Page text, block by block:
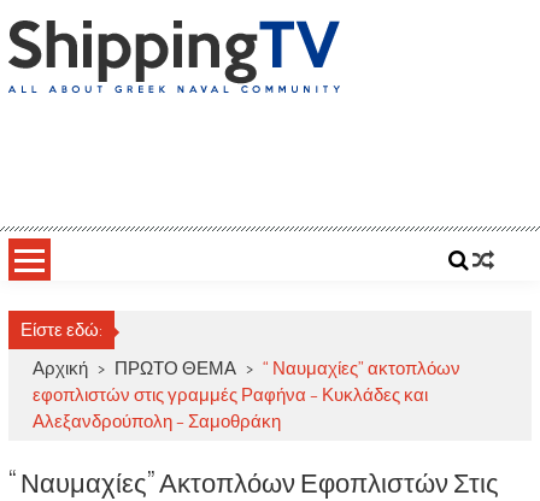
to
content
Είστε εδώ:
Αρχική > ΠΡΩΤΟ ΘΕΜΑ > “ Ναυμαχίες” ακτοπλόων
εφοπλιστών στις γραμμές Ραφήνα – Κυκλάδες και
Αλεξανδρούπολη – Σαμοθράκη
“ Ναυμαχίες” Ακτοπλόων Εφοπλιστών Στις